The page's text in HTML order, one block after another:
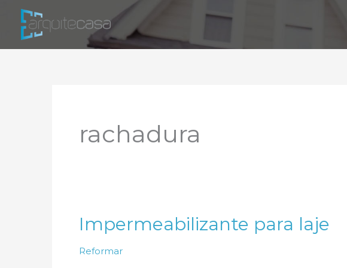
rachadura
Impermeabilizante para laje
Reformar